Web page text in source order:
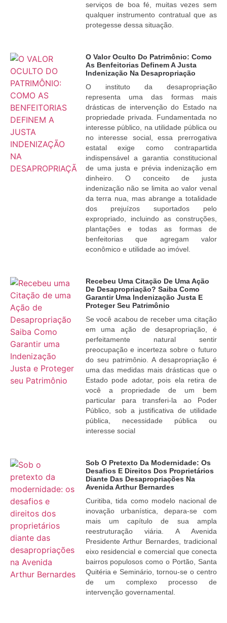
serviços de boa fé, muitas vezes sem
qualquer instrumento contratual que as
protegesse dessa situação.
O Valor Oculto Do Patrimônio: Como
As Benfeitorias Definem A Justa
Indenização Na Desapropriação
O instituto da desapropriação
representa uma das formas mais
drásticas de intervenção do Estado na
propriedade privada. Fundamentada no
interesse público, na utilidade pública ou
no interesse social, essa prerrogativa
estatal exige como contrapartida
indispensável a garantia constitucional
de uma justa e prévia indenização em
dinheiro. O conceito de justa
indenização não se limita ao valor venal
da terra nua, mas abrange a totalidade
dos prejuízos suportados pelo
expropriado, incluindo as construções,
plantações e todas as formas de
benfeitorias que agregam valor
econômico e utilidade ao imóvel.
Recebeu Uma Citação De Uma Ação
De Desapropriação? Saiba Como
Garantir Uma Indenização Justa E
Proteger Seu Patrimônio
Se você acabou de receber uma citação
em uma ação de desapropriação, é
perfeitamente natural sentir
preocupação e incerteza sobre o futuro
do seu patrimônio. A desapropriação é
uma das medidas mais drásticas que o
Estado pode adotar, pois ela retira de
você a propriedade de um bem
particular para transferi-la ao Poder
Público, sob a justificativa de utilidade
pública, necessidade pública ou
interesse social
Sob O Pretexto Da Modernidade: Os
Desafios E Direitos Dos Proprietários
Diante Das Desapropriações Na
Avenida Arthur Bernardes
Curitiba, tida como modelo nacional de
inovação urbanística, depara-se com
mais um capítulo de sua ampla
reestruturação viária. A Avenida
Presidente Arthur Bernardes, tradicional
eixo residencial e comercial que conecta
bairros populosos como o Portão, Santa
Quitéria e Seminário, tornou-se o centro
de um complexo processo de
intervenção governamental.